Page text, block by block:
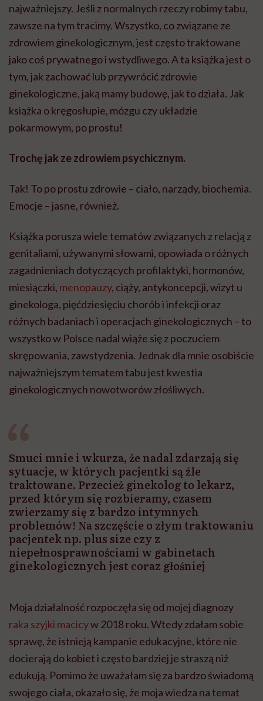
najważniejszy. Jeśli z normalnych rzeczy robimy tabu,
zawsze na tym tracimy. Wszystko, co związane ze
zdrowiem ginekologicznym, jest często traktowane
jako coś prywatnego i wstydliwego. A ta książka jest o
tym, jak zachować lub przywrócić zdrowie
ginekologiczne, jaką mamy budowę, jak to działa. Jak
książka o kręgosłupie, mózgu czy układzie
pokarmowym, po prostu!
Trochę jak ze zdrowiem psychicznym.
Tak! To po prostu zdrowie – ciało, narządy, biochemia.
Emocje – jasne, również.
Książka porusza wiele tematów związanych z relacją z
genitaliami, używanymi słowami, opowiada o różnych
zagadnieniach dotyczących profilaktyki, hormonów,
miesiączki, menopauzy, ciąży, antykoncepcji, wizyt u
ginekologa, pięćdziesięciu chorób i infekcji oraz
różnych badaniach i operacjach ginekologicznych – to
wszystko w Polsce nadal wiąże się z poczuciem
skrępowania, zawstydzenia. Jednak dla mnie osobiście
najważniejszym tematem tabu jest kwestia
ginekologicznych nowotworów złośliwych.
Smuci mnie i wkurza, że nadal zdarzają się
sytuacje, w których pacjentki są źle
traktowane. Przecież ginekolog to lekarz,
przed którym się rozbieramy, czasem
zwierzamy się z bardzo intymnych
problemów! Na szczęście o złym traktowaniu
pacjentek np. plus size czy z
niepełnosprawnościami w gabinetach
ginekologicznych jest coraz głośniej
Moja działalność rozpoczęła się od mojej diagnozy
raka szyjki macicyw 2018 roku. Wtedy zdałam sobie
sprawę, że istnieją kampanie edukacyjne, które nie
docierają do kobiet i często bardziej je straszą niż
edukują. Pomimo że uważałam się za bardzo świadomą
swojego ciała, okazało się, że moja wiedza na temat